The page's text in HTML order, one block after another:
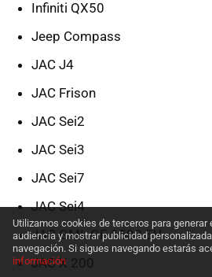
Infiniti QX50
Jeep Compass
JAC J4
JAC Frison
JAC Sei2
JAC Sei3
JAC Sei7
JAC Sei4
JAC GML GF-1500 EV
JAC X 200
Utilizamos cookies de terceros para
audiencia y mostrar publicidad
navegación. Si sigues navegando estarás
información